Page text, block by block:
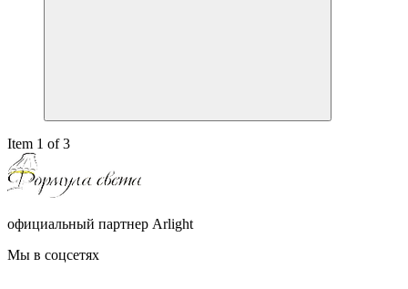
Item 1 of 3
официальный партнер Arlight
Мы в соцсетях